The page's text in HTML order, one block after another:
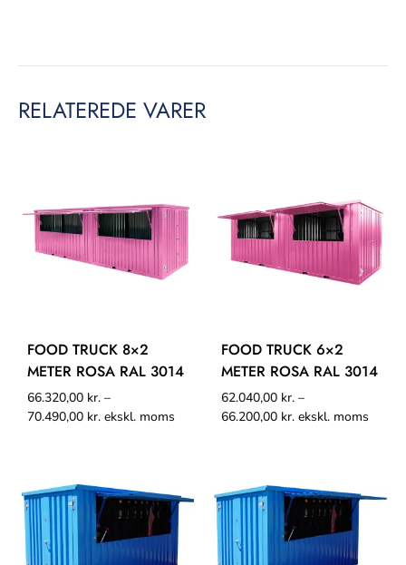
RELATEREDE VARER
FOOD TRUCK 8×2
METER ROSA RAL 3014
66.320,00 kr. –
70.490,00 kr. ekskl. moms
FOOD TRUCK 6×2
METER ROSA RAL 3014
62.040,00 kr. –
66.200,00 kr. ekskl. moms